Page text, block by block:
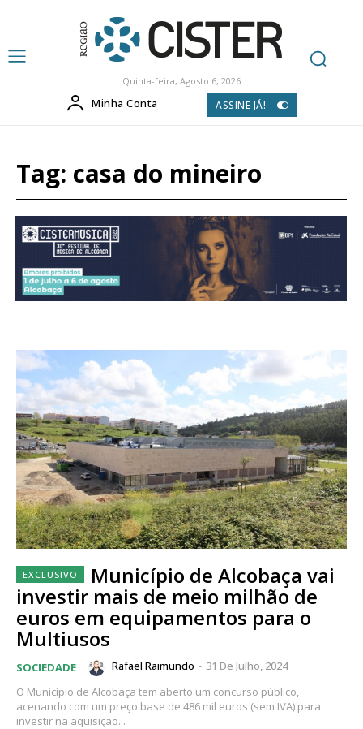
Quinta-feira, Agosto 6, 2026
Minha Conta ASSINE JÁ!
Tag: casa do mineiro
Município de Alcobaça vai
investir mais de meio milhão de
euros em equipamentos para o
Multiusos
SOCIEDADE Rafael Raimundo - 31 De Julho, 2024
O Município de Alcobaça tem aberto um concurso público,
acenando com um preço base de 486 mil euros (sem IVA) para
investir na aquisição...